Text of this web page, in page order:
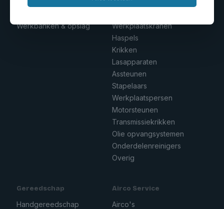
Werkbanken & opslag
Werkplaatskranen
Haspels
Krikken
Lasapparaten
Assteunen
Stapelaars
Werkplaatspersen
Motorsteunen
Transmissiekrikken
Olie opvangsystemen
Onderdelenreinigers
Overig
Gereedschap
Handgereedschap
Airco Service
Airco's